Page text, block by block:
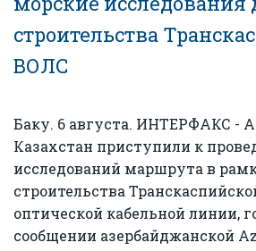
строительства
ВОЛС
Баку. 6 августа. ИНТЕРФАКС -
Казахстан приступили к
исследований маршрута в
строительства
оптической кабельной линии,
сообщении азербайджанской